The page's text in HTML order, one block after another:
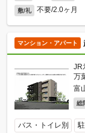
敷/礼 不要/2.0ヶ月
マンション・アパート
JR
万
富
総
バス・トイレ別